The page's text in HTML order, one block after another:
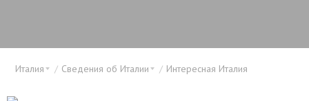
Италия Сведения об Италии Интересная Италия